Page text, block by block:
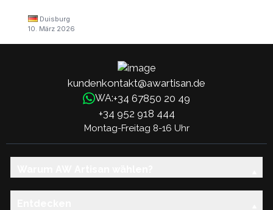
Duisburg
10. März 2026
kundenkontakt@awartisan.de
WA:+34 67850 20 49
+34 952 918 444
Montag-Freitag 8-16 Uhr